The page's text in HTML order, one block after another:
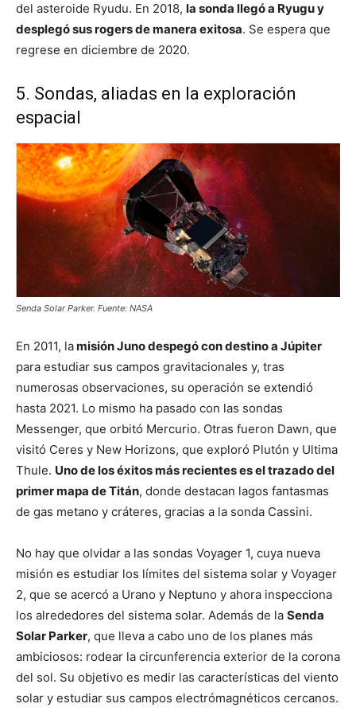
del asteroide Ryudu. En 2018, la sonda llegó a Ryugu y
desplegó sus rogers de manera exitosa. Se espera que
regrese en diciembre de 2020.
5. Sondas, aliadas en la exploración
espacial
Senda Solar Parker. Fuente: NASA
En 2011, lamisión Juno despegó con destino a Júpiter
para estudiar sus campos gravitacionales y, tras
numerosas observaciones, su operación se extendió
hasta 2021. Lo mismo ha pasado con las sondas
Messenger, que orbitó Mercurio. Otras fueron Dawn, que
visitó Ceres y New Horizons, que exploró Plutón y Ultima
Thule. Uno de los éxitos más recientes es el trazado del
primer mapa de Titán, donde destacan lagos fantasmas
de gas metano y cráteres, gracias a la sonda Cassini.
No hay que olvidar a las sondas Voyager 1, cuya nueva
misión es estudiar los límites del sistema solar y Voyager
2, que se acercó a Urano y Neptuno y ahora inspecciona
los alrededores del sistema solar. Además de la Senda
Solar Parker, que lleva a cabo uno de los planes más
ambiciosos: rodear la circunferencia exterior de la corona
del sol. Su objetivo es medir las características del viento
solar y estudiar sus campos electrómagnéticos cercanos.